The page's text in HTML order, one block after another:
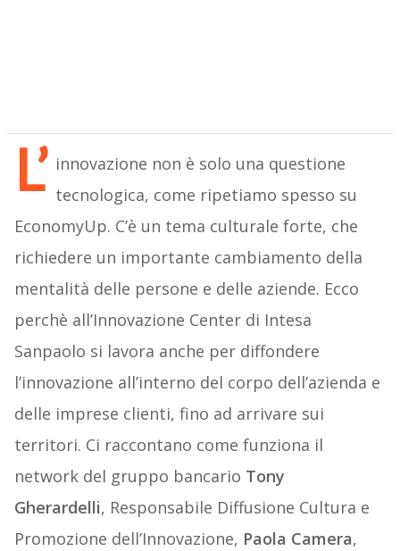
L’ innovazione non è solo una questione
tecnologica, come ripetiamo spesso su
EconomyUp. C’è un tema culturale forte, che
richiedere un importante cambiamento della
mentalità delle persone e delle aziende. Ecco
perchè all’Innovazione Center di Intesa
Sanpaolo si lavora anche per diffondere
l’innovazione all’interno del corpo dell’azienda e
delle imprese clienti, fino ad arrivare sui
territori. Ci raccontano come funziona il
network del gruppo bancario Tony
Gherardelli, Responsabile Diffusione Cultura e
Promozione dell’Innovazione, Paola Camera,